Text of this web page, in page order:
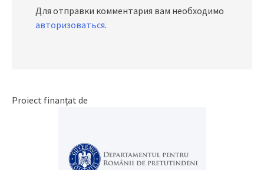
Для отправки комментария вам необходимо
авторизоваться.
Proiect finanțat de